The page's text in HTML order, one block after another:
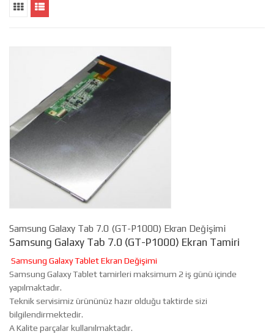
Samsung Galaxy Tab 7.0 (GT-P1000) Ekran Değişimi
Samsung Galaxy Tab 7.0 (GT-P1000) Ekran Tamiri
Samsung Galaxy Tablet Ekran Değişimi
Samsung Galaxy Tablet tamirleri maksimum 2 iş günü içinde
yapılmaktadır.
Teknik servisimiz ürününüz hazır olduğu taktirde sizi
bilgilendirmektedir.
A Kalite parçalar kullanılmaktadır.